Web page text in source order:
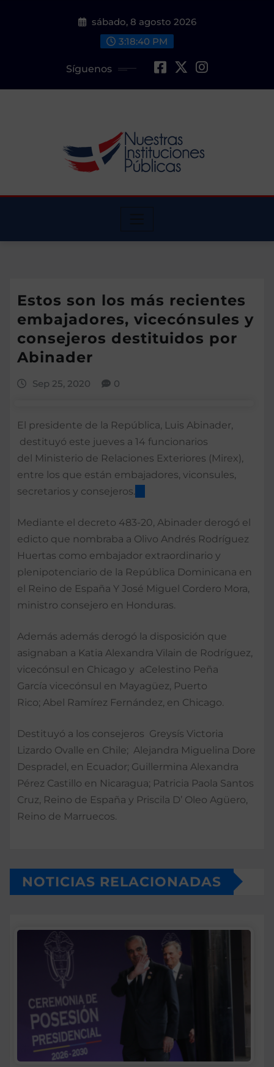
sábado, 8 agosto 2026
3:18:41 PM
Síguenos
Estos son los más recientes
embajadores, vicecónsules y
consejeros destituidos por
Abinader
Sep 25, 2020 0
El presidente de la República, Luis Abinader,
destituyó este jueves a 14 funcionarios
del Ministerio de Relaciones Exteriores (Mirex),
entre los que están embajadores, viconsules,
secretarios y consejeros.
Mediante el decreto 483-20, Abinader derogó el
edicto que nombraba a Olivo Andrés Rodríguez
Huertas como embajador extraordinario y
plenipotenciario de la República Dominicana en
el Reino de España Y José Miguel Cordero Mora,
ministro consejero en Honduras.
Además además derogó la disposición que
asignaban a Katia Alexandra Vilain de Rodríguez,
vicecónsul en Chicago y aCelestino Peña
García vicecónsul en Mayagüez, Puerto
Rico; Abel Ramírez Fernández, en Chicago.
Destituyó a los consejeros Greysís Victoria
Lizardo Ovalle en Chile; Alejandra Miguelina Dore
Despradel, en Ecuador; Guillermina Alexandra
Pérez Castillo en Nicaragua; Patricia Paola Santos
Cruz, Reino de España y Priscila D’ Oleo Agüero,
Reino de Marruecos.
NOTICIAS RELACIONADAS